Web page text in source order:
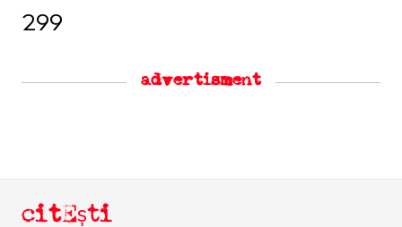
299
advertisment
citEști